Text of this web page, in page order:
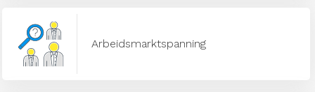
Arbeidsmarktspanning